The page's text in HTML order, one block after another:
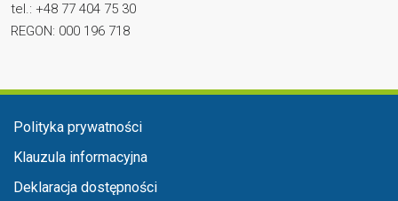
tel.: +48 77 404 75 30
REGON: 000 196 718
Menu stopka
Polityka prywatności
Klauzula informacyjna
Deklaracja dostępności